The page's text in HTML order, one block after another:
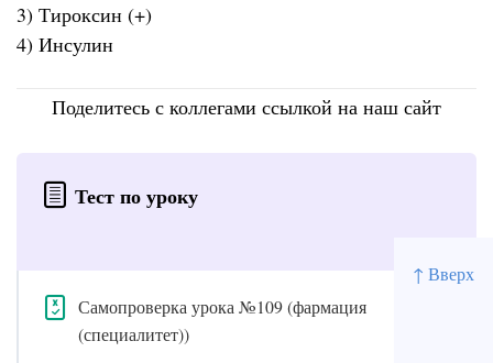
↑ Вверх
3) Тироксин (+)
4) Инсулин
Поделитесь с коллегами ссылкой на наш сайт
Тест по уроку
Самопроверка урока №109 (фармация
(специалитет))